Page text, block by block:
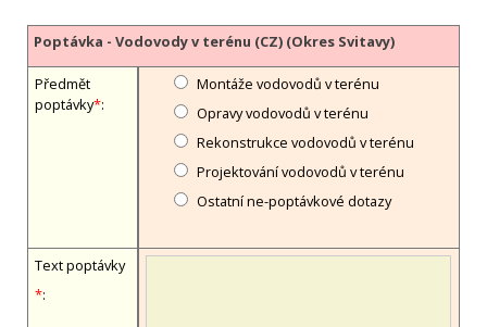
Poptávka - Vodovody v terénu (CZ) (Okres Svitavy)
Předmět
poptávky*:
Montáže vodovodů v terénu
Opravy vodovodů v terénu
Rekonstrukce vodovodů v terénu
Projektování vodovodů v terénu
Ostatní ne-poptávkové dotazy
Text poptávky
*: